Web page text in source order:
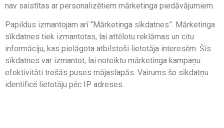
nav saistītas ar personalizētiem mārketinga piedāvājumiem.
Papildus izmantojam arī “Mārketinga sīkdatnes”. Mārketinga
sīkdatnes tiek izmantotas, lai attēlotu reklāmas un citu
informāciju, kas pielāgota atbilstoši lietotāja interesēm. Šīs
sīkdatnes var izmantot, lai noteiktu mārketinga kampaņu
efektivitāti trešās puses mājaslapās. Vairums šo sīkdatņu
identificē lietotāju pēc IP adreses.